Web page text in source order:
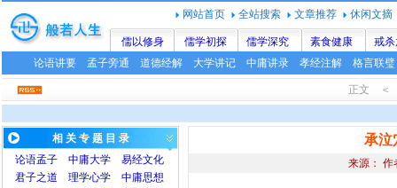
网站首页 全站搜索 文章推荐 休闲文摘
儒以修身 儒学初探 儒学深究 素食健康
戒
论语讲要
孟子旁通 道德经解 大学讲记 中庸讲录 孝经注解 格言联璧
正文
相 关 专 题 目 录
论语孟子 中庸大学
易经文化
君子之道
理学心学
中庸思想
承泣
来源：